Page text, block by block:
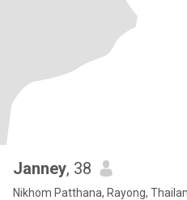
Janney, 38
Nikhom Patthana, Rayong,